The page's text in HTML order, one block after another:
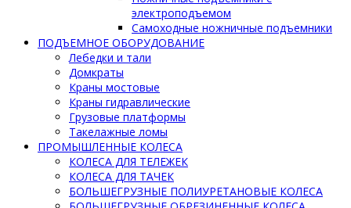
электроподъемом
Самоходные ножничные подъемники
ПОДЪЕМНОЕ ОБОРУДОВАНИЕ
Лебедки и тали
Домкраты
Краны мостовые
Краны гидравлические
Грузовые платформы
Такелажные ломы
ПРОМЫШЛЕННЫЕ КОЛЕСА
КОЛЕСА ДЛЯ ТЕЛЕЖЕК
КОЛЕСА ДЛЯ ТАЧЕК
БОЛЬШЕГРУЗНЫЕ ПОЛИУРЕТАНОВЫЕ КОЛЕСА